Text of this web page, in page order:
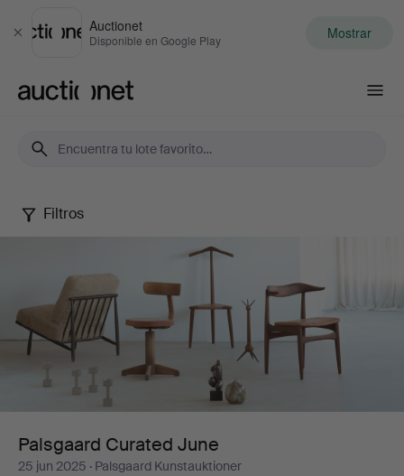
Cerrar
Auctionet
Disponible en Google Play Mostrar
Palsgaard
Curated
June
Filtros
Palsgaard Curated June
25 jun 2025 · Palsgaard Kunstauktioner